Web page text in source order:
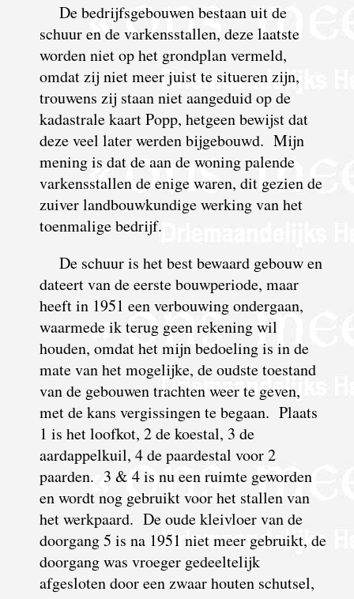
De bedrijfsgebouwen bestaan uit de
schuur en de varkensstallen, deze laatste
worden niet op het grondplan vermeld,
omdat zij niet meer juist te situeren zijn,
trouwens zij staan niet aangeduid op de
kadastrale kaart Popp, hetgeen bewijst dat
deze veel later werden bijgebouwd. Mijn
mening is dat de aan de woning palende
varkensstallen de enige waren, dit gezien de
zuiver landbouwkundige werking van het
toenmalige bedrijf.
De schuur is het best bewaard gebouw en
dateert van de eerste bouwperiode, maar
heeft in 1951 een verbouwing ondergaan,
waarmede ik terug geen rekening wil
houden, omdat het mijn bedoeling is in de
mate van het mogelijke, de oudste toestand
van de gebouwen trachten weer te geven,
met de kans vergissingen te begaan. Plaats
1 is het loofkot, 2 de koestal, 3 de
aardappelkuil, 4 de paardestal voor 2
paarden. 3 & 4 is nu een ruimte geworden
en wordt nog gebruikt voor het stallen van
het werkpaard. De oude kleivloer van de
doorgang 5 is na 1951 niet meer gebruikt, de
doorgang was vroeger gedeeltelijk
afgesloten door een zwaar houten schutsel,